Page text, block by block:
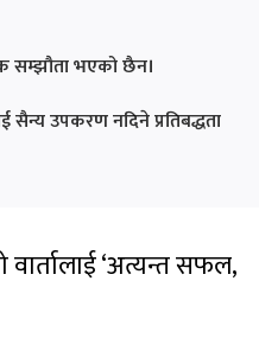
सम्झौता भएको छैन।
उपकरण नदिने प्रतिबद्धता
वार्तालाई ‘अत्यन्त सफल,